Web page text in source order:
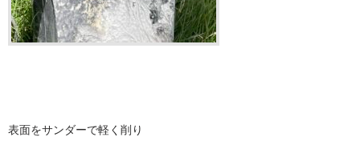
表面をサンダーで軽く削り